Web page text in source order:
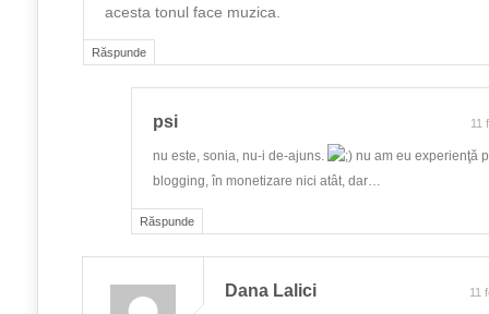
Răspunde
acesta tonul face muzica.
Răspunde
psi 11
nu este, sonia, nu-i de-ajuns.
nu am eu experienţă
blogging, în monetizare nici atât, dar…
Dana Lalici 11